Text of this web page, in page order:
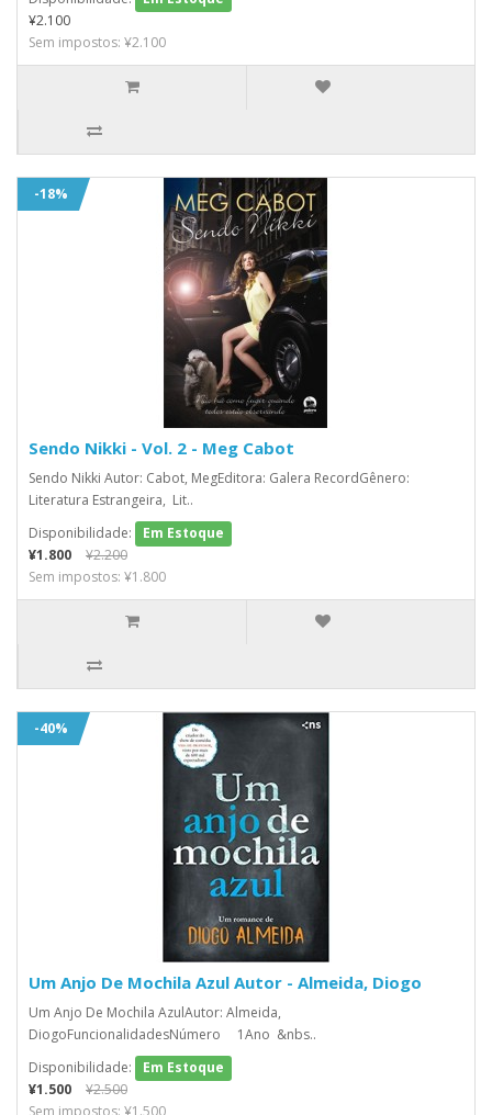
¥2.100
Sem impostos: ¥2.100
-18%
Sendo Nikki - Vol. 2 - Meg Cabot
Sendo Nikki Autor: Cabot, MegEditora: Galera RecordGênero:
Literatura Estrangeira, Lit..
Disponibilidade:
Em Estoque
¥1.800
¥2.200
Sem impostos: ¥1.800
-40%
Um Anjo De Mochila Azul Autor - Almeida, Diogo
Um Anjo De Mochila AzulAutor: Almeida,
DiogoFuncionalidadesNúmero 1Ano &nbs..
Disponibilidade:
Em Estoque
¥1.500
¥2.500
Sem impostos: ¥1.500